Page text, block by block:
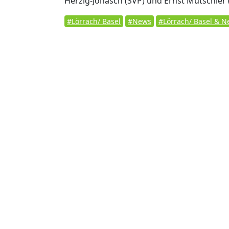
#Lörrach/ Basel #News #Lörrach/ Basel &